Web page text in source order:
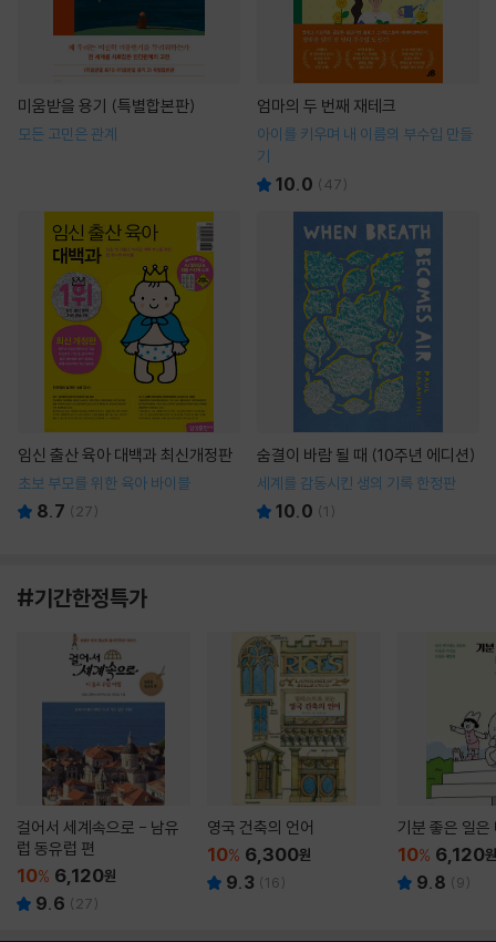
미움받을 용기 (특별합본판)
모든 고민은 관계
엄마의 두 번째 재테크
아이를 키우며 내 이름의 부수입 만들
기
10.0 (47)
임신 출산 육아 대백과 최신개정판
초보 부모를 위한 육아 바이블
8.7 ( 27)
숨결이 바람 될 때 (10주년 에디션)
세계를 감동시킨 생의 기록 한정판
10.0 (1 )
#기간한정특가
걸어서 세계속으로 - 남유
럽 동유럽 편
10% 6,120원
9.6 ( 27)
영국 건축의 언어
10% 6,300원
9.3 (16)
기분 좋은 일은
10% 6,120원
9.8 (9)